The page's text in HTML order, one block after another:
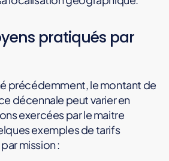
pratiqués par
précédemment, le montant de
décennale peut varier en
exercées par le maitre
exemples de tarifs
mission :